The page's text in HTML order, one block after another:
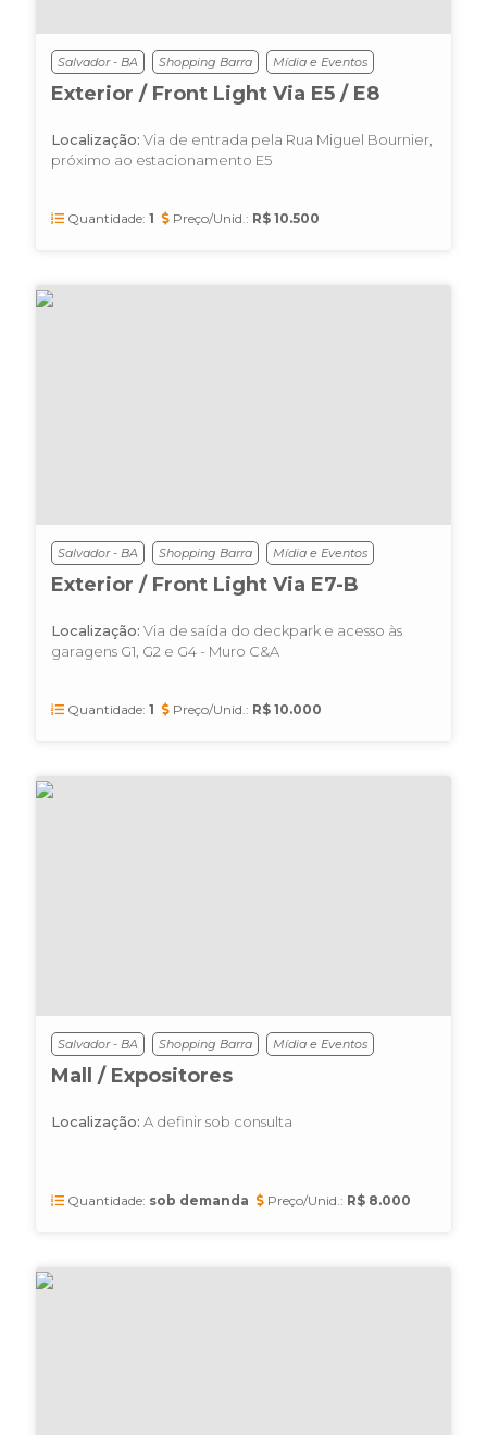
Salvador - BA Shopping Barra Mídia e Eventos
Exterior / Front Light Via E5 / E8
Localização: Via de entrada pela Rua Miguel Bournier,
próximo ao estacionamento E5
Quantidade: 1 Preço/Unid.: R$ 10.500
Salvador - BA Shopping Barra Mídia e Eventos
Exterior / Front Light Via E7-B
Localização: Via de saída do deckpark e acesso às
garagens G1, G2 e G4 - Muro C&A
Quantidade: 1 Preço/Unid.: R$ 10.000
Salvador - BA Shopping Barra Mídia e Eventos
Mall / Expositores
Localização: A definir sob consulta
Quantidade: sob demanda Preço/Unid.: R$ 8.000